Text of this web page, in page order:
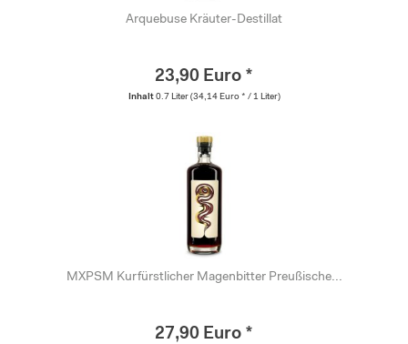
Arquebuse Kräuter-Destillat
23,90 Euro *
Inhalt 0.7 Liter (34,14 Euro * / 1 Liter)
MXPSM Kurfürstlicher Magenbitter Preußische...
27,90 Euro *